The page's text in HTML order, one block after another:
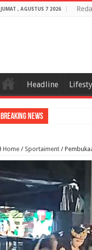
JUMAT , AGUSTUS 7 2026
Headline
Breaking News
Home / Sportaiment /